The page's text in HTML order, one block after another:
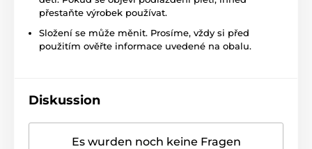
přestaňte výrobek používat.
Složení se může měnit. Prosíme, vždy si před
použitím ověřte informace uvedené na obalu.
Diskussion
Es wurden noch keine Fragen